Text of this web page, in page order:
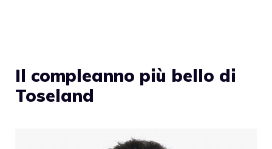
Il compleanno più bello di
Toseland